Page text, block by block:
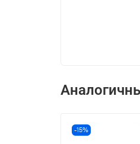
-15%